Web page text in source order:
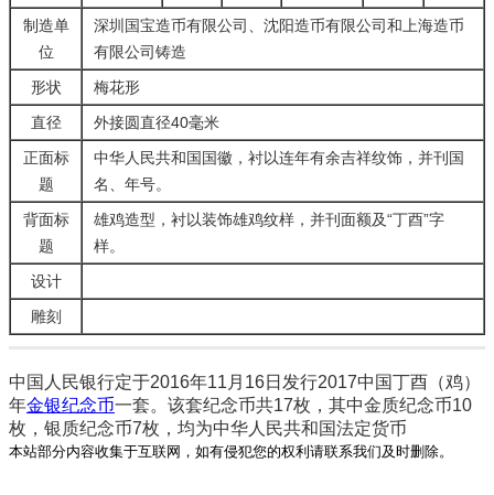
制造单
位
深圳国宝造币有限公司、沈阳造币有限公司和上海造币
有限公司铸造
形状
梅花形
直径
外接圆直径40毫米
正面标
题
中华人民共和国国徽，衬以连年有余吉祥纹饰，并刊国
名、年号。
背面标
题
雄鸡造型，衬以装饰雄鸡纹样，并刊面额及“丁酉”字
样。
设计
雕刻
中国人民银行定于2016年11月16日发行2017中国丁酉（鸡）
年金银纪念币一套。该套纪念币共17枚，其中金质纪念币10
枚，银质纪念币7枚，均为中华人民共和国法定货币
本站部分内容收集于互联网，如有侵犯您的权利请联系我们及时删除。